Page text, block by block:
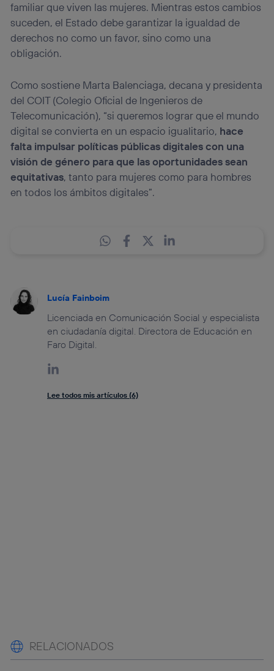
familiar que viven las mujeres. Mientras estos cambios
suceden, el Estado debe garantizar la igualdad de
derechos no como un favor, sino como una
obligación.
Como sostiene Marta Balenciaga, decana y presidenta
del COIT (Colegio Oficial de Ingenieros de
Telecomunicación), “si queremos lograr que el mundo
digital se convierta en un espacio igualitario, hace
falta impulsar políticas públicas digitales con una
visión de género para que las oportunidades sean
equitativas, tanto para mujeres como para hombres
en todos los ámbitos digitales”.
Lucía Fainboim
Licenciada en Comunicación Social y especialista
en ciudadanía digital. Directora de Educación en
Faro Digital.
Lee todos mis artículos (6)
RELACIONADOS